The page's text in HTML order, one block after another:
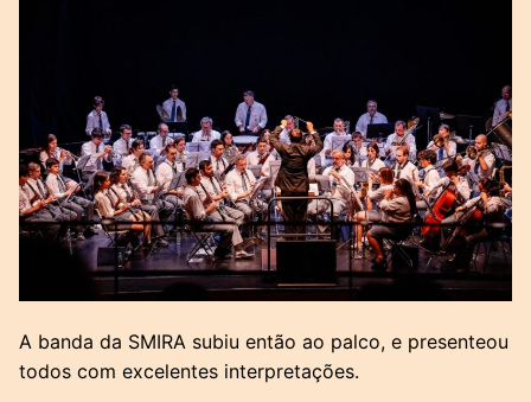
A banda da SMIRA subiu então ao palco, e presenteou
todos com excelentes interpretações.